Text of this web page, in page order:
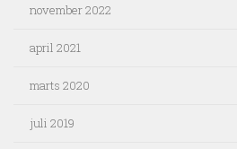
november 2022
april 2021
marts 2020
juli 2019